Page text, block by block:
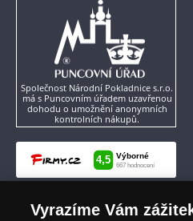
Společnost Národní Pokladnice s.r.o.
má s Puncovním úřadem uzavřenou
dohodu o umožnění anonymních
kontrolních nákupů.
Vyrazíme Vám